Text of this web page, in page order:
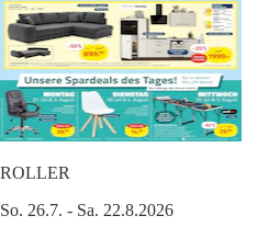
ROLLER
So. 26.7. - Sa. 22.8.2026